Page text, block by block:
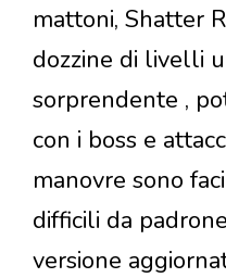
mattoni, Shatter
dozzine di livelli
sorprendente ,
con i boss e
manovre sono
difficili da
versione